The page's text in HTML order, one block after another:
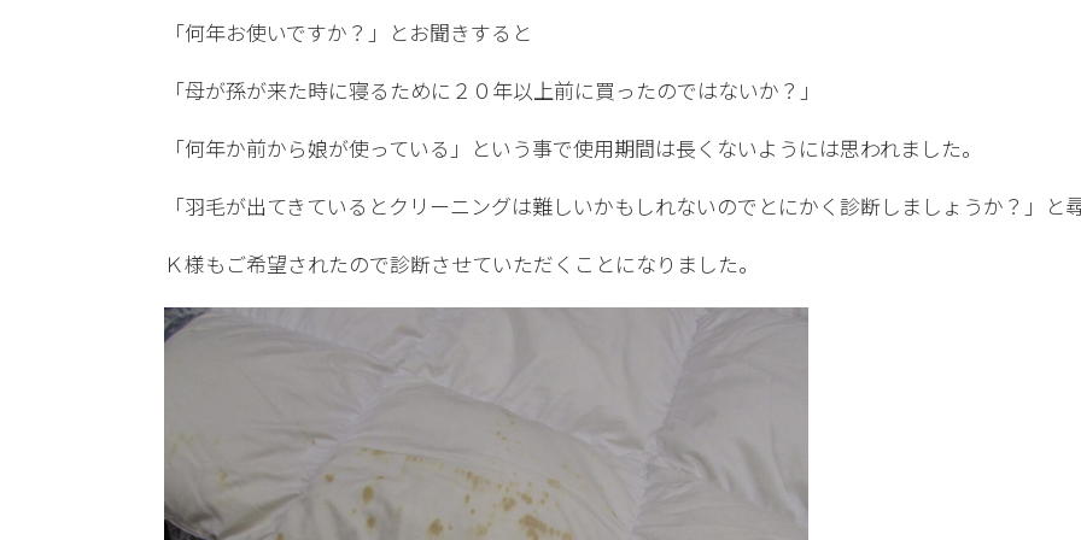
「何年お使いですか？」とお聞きすると
「母が孫が来た時に寝るために２０年以上前に買ったのではないか？」
「何年か前から娘が使っている」という事で使用期間は長くないようには思われました。
「羽毛が出てきているとクリーニングは難しいかもしれないのでとにかく診断しましょうか？」と
Ｋ様もご希望されたので診断させていただくことになりました。